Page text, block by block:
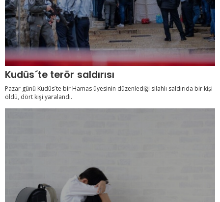
Kudüs´te terör saldırısı
Pazar günü Kudüs´te bir Hamas üyesinin düzenlediği silahlı saldırıda bir kişi
öldü, dört kişi yaralandı.